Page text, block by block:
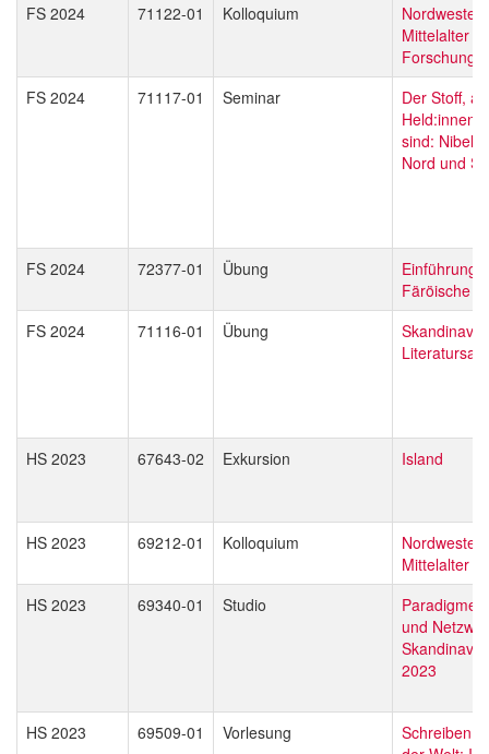
FS 2024
71122-01 Kolloquium
Mittelalter -
Forschung
FS 2024
71117-01 Seminar
Der Stoff,
Held:innen
sind:
Nord und
FS 2024 72377-01 Übung
Einführung
Färöische
FS 2024
71116-01 Übung
HS 2023 67643-02 Exkursion Island
HS 2023 69212-01 Kolloquium
Mittelalter
HS 2023
69340-01 Studio
und
2023
HS 2023 69509-01 Vorlesung
Schreiben